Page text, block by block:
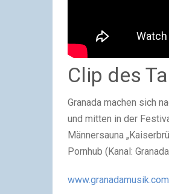
Clip des
Granada machen sich
und mitten in der
Männersauna
Pornhub (Kanal:
www.granadamusik.com